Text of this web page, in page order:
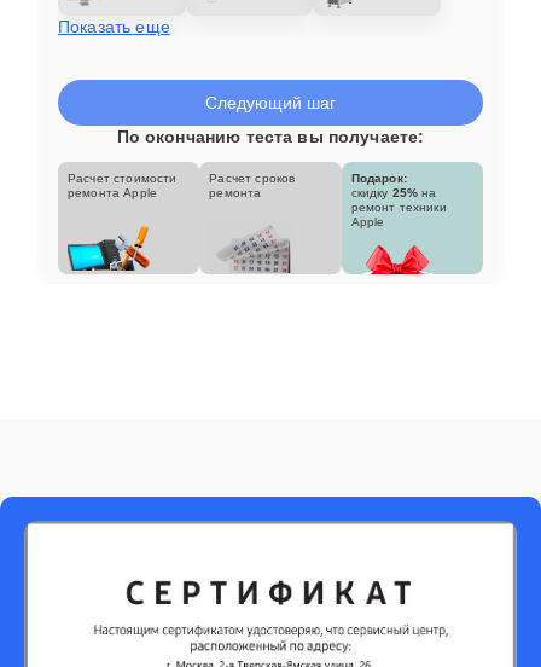
Показать еще
Следующий шаг
По окончанию теста вы получаете:
Расчет стоимости
ремонта Apple
Расчет сроков
ремонта
Подарок:
скидку 25% на
ремонт техники
Apple